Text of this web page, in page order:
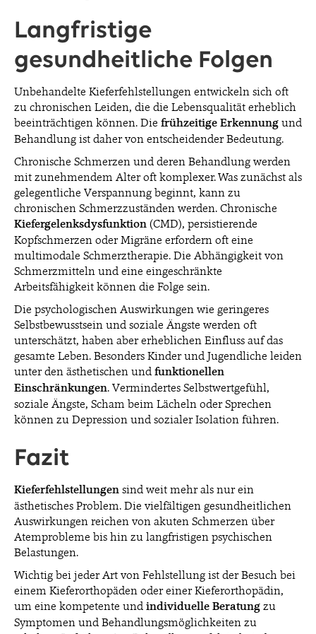
Langfristige
gesundheitliche Folgen
Unbehandelte Kieferfehlstellungen entwickeln sich oft
zu chronischen Leiden, die die Lebensqualität erheblich
beeinträchtigen können. Die frühzeitigeErkennung und
Behandlung ist daher von entscheidender Bedeutung.
Chronische Schmerzen und deren Behandlung werden
mit zunehmendem Alter oft komplexer. Was zunächst als
gelegentliche Verspannung beginnt, kann zu
chronischen Schmerzzuständen werden. Chronische
Kiefergelenksdysfunktion (CMD), persistierende
Kopfschmerzen oder Migräne erfordern oft eine
multimodale Schmerztherapie. Die Abhängigkeit von
Schmerzmitteln und eine eingeschränkte
Arbeitsfähigkeit können die Folge sein.
Die psychologischen Auswirkungen wie geringeres
Selbstbewusstsein und soziale Ängste werden oft
unterschätzt, haben aber erheblichen Einfluss auf das
gesamte Leben. Besonders Kinder und Jugendliche leiden
unter den ästhetischen und funktionellen
Einschränkungen. Vermindertes Selbstwertgefühl,
soziale Ängste, Scham beim Lächeln oder Sprechen
können zu Depression und sozialer Isolation führen.
Fazit
Kieferfehlstellungen sind weit mehr als nur ein
ästhetisches Problem. Die vielfältigen gesundheitlichen
Auswirkungen reichen von akuten Schmerzen über
Atemprobleme bis hin zu langfristigen psychischen
Belastungen.
Wichtig bei jeder Art von Fehlstellung ist der Besuch bei
einem Kieferorthopäden oder einer Kieferorthopädin,
um eine kompetente und individuelleBeratung zu
Symptomen und Behandlungsmöglichkeiten zu